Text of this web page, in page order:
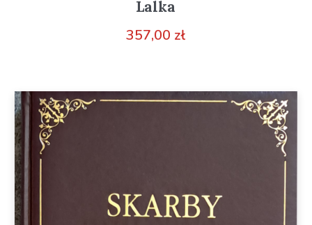
Lalka
357,00 zł